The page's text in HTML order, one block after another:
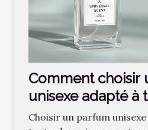
Comment choisir
unisexe adapté à
saisons ?
Choisir un parfum